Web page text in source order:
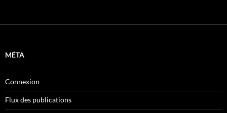
MÉTA
Connexion
Flux des publications